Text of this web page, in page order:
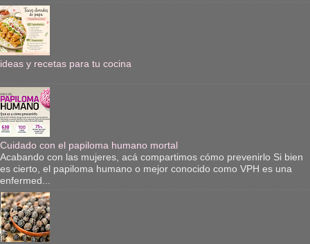
ideas y recetas para tu cocina
Cuidado con el papiloma humano mortal
Acabando con las mujeres, acá compartimos cómo prevenirlo Si bien
es cierto, el papiloma humano o mejor conocido como VPH es una
enfermed...